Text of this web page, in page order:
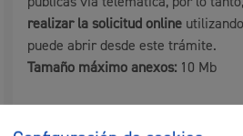
realizar la solicitud online
puede abrir desde este trámite.
Tamaño máximo anexos: 10 Mb